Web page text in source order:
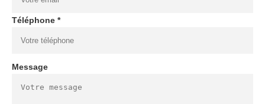
Téléphone *
Message